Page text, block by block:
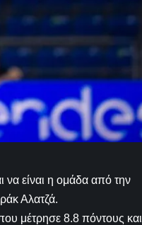
να είναι η ομάδα από την
Αλατζά.
μέτρησε 8.8 πόντους και